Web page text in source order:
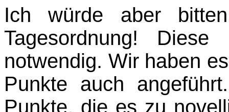
Ich würde aber
Tagesordnung!
notwendig. Wir haben
Punkte auch
Punkte, die es zu